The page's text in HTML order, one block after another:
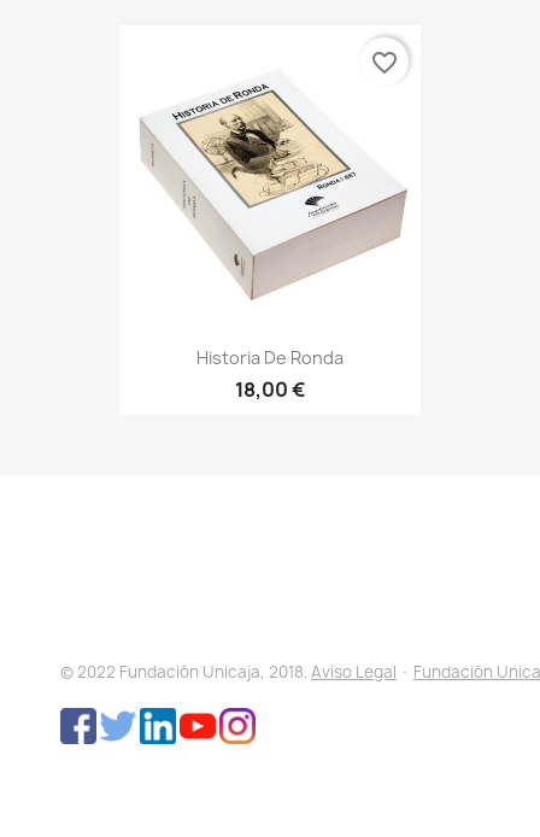
Historia De Ronda
18,00 €
favorite_border
© 2022 Fundación Unicaja, 2018.Aviso Legal · Fundación